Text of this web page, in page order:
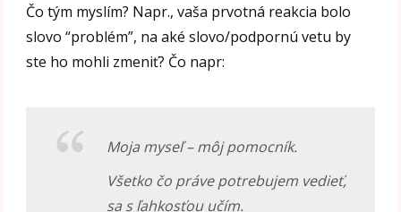
Čo tým myslím? Napr., vaša prvotná reakcia bolo
slovo “problém”, na aké slovo/podpornú vetu by
ste ho mohli zmeniť? Čo napr:
Moja myseľ – môj pomocník.
Všetko čo práve potrebujem vedieť,
sa s ľahkosťou učím.